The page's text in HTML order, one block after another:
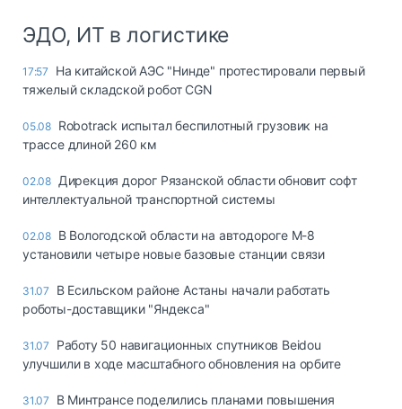
ЭДО, ИТ в логистике
17:57
На китайской АЭС "Нинде" протестировали первый
тяжелый складской робот CGN
05.08 Robotrack испытал беспилотный грузовик на
трассе длиной 260 км
02.08 Дирекция дорог Рязанской области обновит софт
интеллектуальной транспортной системы
02.08 В Вологодской области на автодороге М-8
установили четыре новые базовые станции связи
31.07
В Есильском районе Астаны начали работать
роботы-доставщики "Яндекса"
31.07
Работу 50 навигационных спутников Beidou
улучшили в ходе масштабного обновления на орбите
31.07
В Минтрансе поделились планами повышения